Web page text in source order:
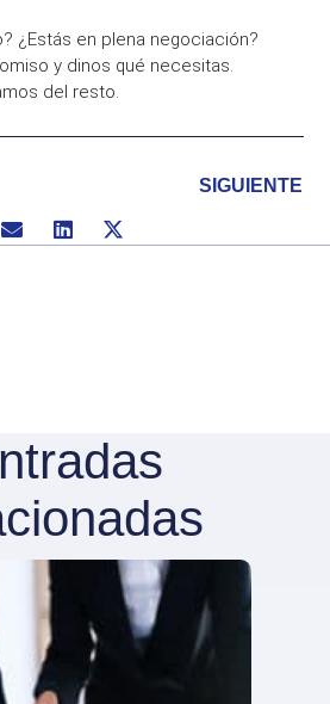
¿Estás en plena negociación?
y dinos qué necesitas.
del resto.
SIGUIENTE